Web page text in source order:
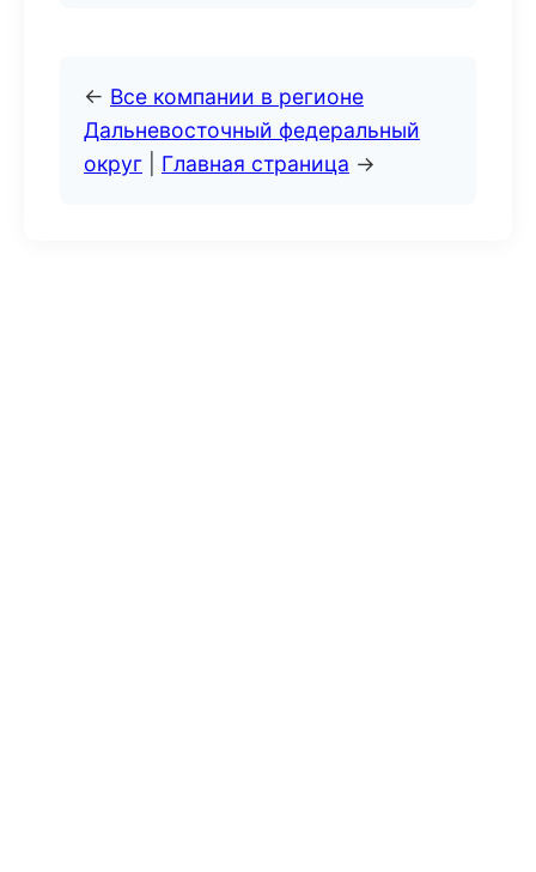
← Все компании в регионе
Дальневосточный федеральный
округ
Главная страница →